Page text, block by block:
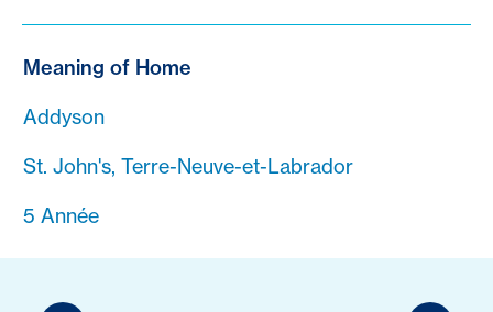
Meaning of Home
Addyson
St. John's, Terre-Neuve-et-Labrador
5 Année